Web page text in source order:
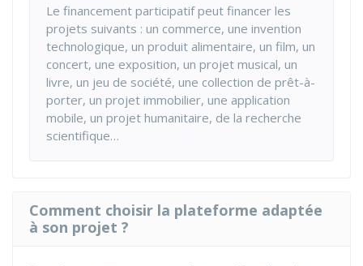
Le financement participatif peut financer les
projets suivants : un commerce, une invention
technologique, un produit alimentaire, un film, un
concert, une exposition, un projet musical, un
livre, un jeu de société, une collection de prêt-à-
porter, un projet immobilier, une application
mobile, un projet humanitaire, de la recherche
scientifique…
Comment choisir la plateforme adaptée
à son projet ?